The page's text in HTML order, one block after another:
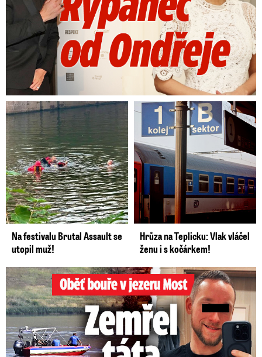
Na festivalu Brutal Assault se
utopil muž!
Hrůza na Teplicku: Vlak vláčel
ženu i s kočárkem!
Oběť bouře v jezeru Most: Zemřel táta Dominik (†28)